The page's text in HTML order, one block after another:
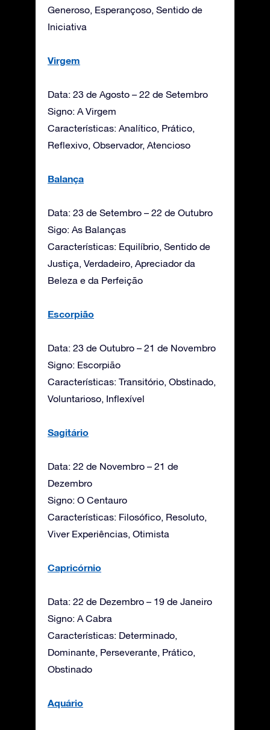
Generoso, Esperançoso, Sentido de
Iniciativa
Virgem
Data: 23 de Agosto – 22 de Setembro
Signo: A Virgem
Características: Analítico, Prático,
Reflexivo, Observador, Atencioso
Balança
Data: 23 de Setembro – 22 de Outubro
Sigo: As Balanças
Características: Equilíbrio, Sentido de
Justiça, Verdadeiro, Apreciador da
Beleza e da Perfeição
Escorpião
Data: 23 de Outubro – 21 de Novembro
Signo: Escorpião
Características: Transitório, Obstinado,
Voluntarioso, Inflexível
Sagitário
Data: 22 de Novembro – 21 de
Dezembro
Signo: O Centauro
Características: Filosófico, Resoluto,
Viver Experiências, Otimista
Capricórnio
Data: 22 de Dezembro – 19 de Janeiro
Signo: A Cabra
Características: Determinado,
Dominante, Perseverante, Prático,
Obstinado
Aquário